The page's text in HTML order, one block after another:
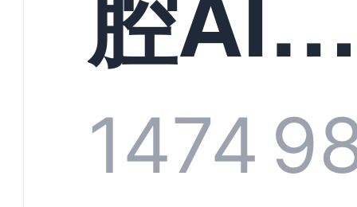
规模化
服系统
1474